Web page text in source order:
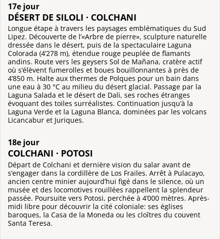
17e jour
DÉSERT DE SILOLI · COLCHANI
Longue étape à travers les paysages emblématiques du Sud
Lipez. Découverte de l’«Arbre de pierre», sculpture naturelle
dressée dans le désert, puis de la spectaculaire Laguna
Colorada (4’278 m), étendue rouge peuplée de flamants
andins. Route vers les geysers Sol de Mañana, cratère actif
où s’élèvent fumerolles et boues bouillonnantes à près de
4’850 m. Halte aux thermes de Polques pour un bain dans
une eau à 30 °C au milieu du désert glacial. Passage par la
Laguna Salada et le désert de Dali, ses roches étranges
évoquant des toiles surréalistes. Continuation jusqu’à la
Laguna Verde et la Laguna Blanca, dominées par les volcans
Licancabur et Juriques.
18e jour
COLCHANI · POTOSI
Départ de Colchani et dernière vision du salar avant de
s’engager dans la cordillère de Los Frailes. Arrêt à Pulacayo,
ancien centre minier aujourd’hui figé dans le silence, où un
musée et des locomotives rouillées rappellent la splendeur
passée. Poursuite vers Potosi, perchée à 4’000 mètres. Après-
midi libre pour découvrir la cité coloniale: ses églises
baroques, la Casa de la Moneda ou les cloîtres du couvent
Santa Teresa.